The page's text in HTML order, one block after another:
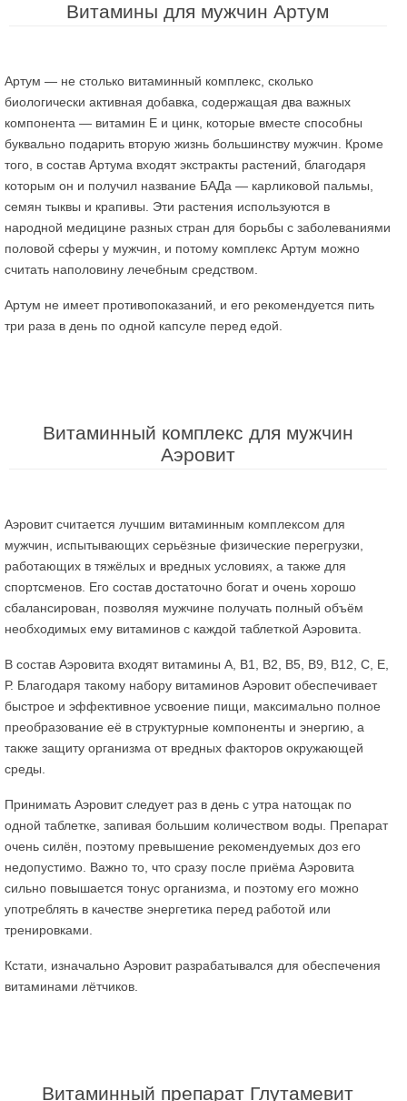
Витамины для мужчин Артум
Артум — не столько витаминный комплекс, сколько
биологически активная добавка, содержащая два важных
компонента — витамин Е и цинк, которые вместе способны
буквально подарить вторую жизнь большинству мужчин. Кроме
того, в состав Артума входят экстракты растений, благодаря
которым он и получил название БАДа — карликовой пальмы,
семян тыквы и крапивы. Эти растения используются в
народной медицине разных стран для борьбы с заболеваниями
половой сферы у мужчин, и потому комплекс Артум можно
считать наполовину лечебным средством.
Артум не имеет противопоказаний, и его рекомендуется пить
три раза в день по одной капсуле перед едой.
Витаминный комплекс для мужчин
Аэровит
Аэровит считается лучшим витаминным комплексом для
мужчин, испытывающих серьёзные физические перегрузки,
работающих в тяжёлых и вредных условиях, а также для
спортсменов. Его состав достаточно богат и очень хорошо
сбалансирован, позволяя мужчине получать полный объём
необходимых ему витаминов с каждой таблеткой Аэровита.
В состав Аэровита входят витамины А, В1, В2, В5, В9, В12, С, Е,
Р. Благодаря такому набору витаминов Аэровит обеспечивает
быстрое и эффективное усвоение пищи, максимально полное
преобразование её в структурные компоненты и энергию, а
также защиту организма от вредных факторов окружающей
среды.
Принимать Аэровит следует раз в день с утра натощак по
одной таблетке, запивая большим количеством воды. Препарат
очень силён, поэтому превышение рекомендуемых доз его
недопустимо. Важно то, что сразу после приёма Аэровита
сильно повышается тонус организма, и поэтому его можно
употреблять в качестве энергетика перед работой или
тренировками.
Кстати, изначально Аэровит разрабатывался для обеспечения
витаминами лётчиков.
Витаминный препарат Глутамевит